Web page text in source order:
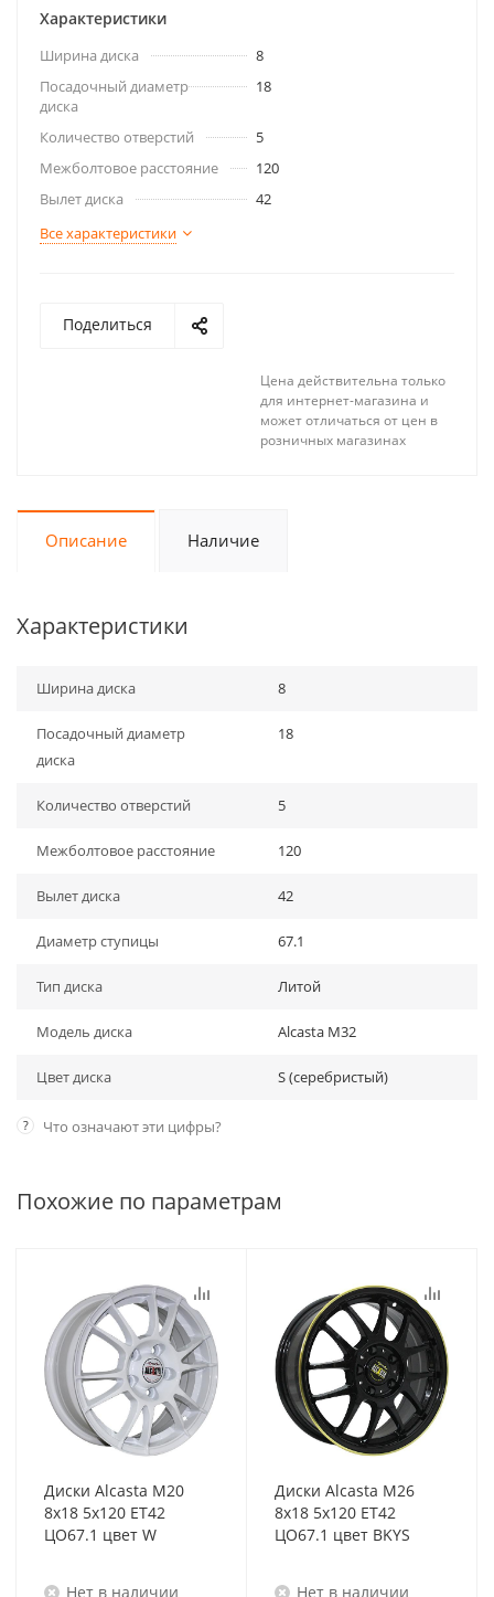
Характеристики
Ширина диска
8
Посадочный диаметр
диска
18
Количество отверстий
5
Межболтовое расстояние
120
Вылет диска
42
Все характеристики
Поделиться
Цена действительна только
для интернет-магазина и
может отличаться от цен в
розничных магазинах
Описание Наличие
Характеристики
Ширина диска 8
Посадочный диаметр
диска
18
Количество отверстий 5
Межболтовое расстояние 120
Вылет диска 42
Диаметр ступицы 67.1
Тип диска Литой
Модель диска Alcasta M32
Цвет диска S (серебристый)
? Что означают эти цифры?
Похожие по параметрам
Диски Alcasta M20
8x18 5x120 ET42
ЦО67.1 цвет W
Нет в наличии
Диски Alcasta M26
8x18 5x120 ET42
ЦО67.1 цвет BKYS
Нет в наличии